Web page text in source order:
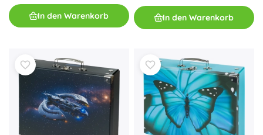
In den Warenkorb In den Warenkorb